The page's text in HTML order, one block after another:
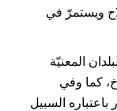
ويستمرّ في
المعنيّة
كما وفي
باعتباره السبيل